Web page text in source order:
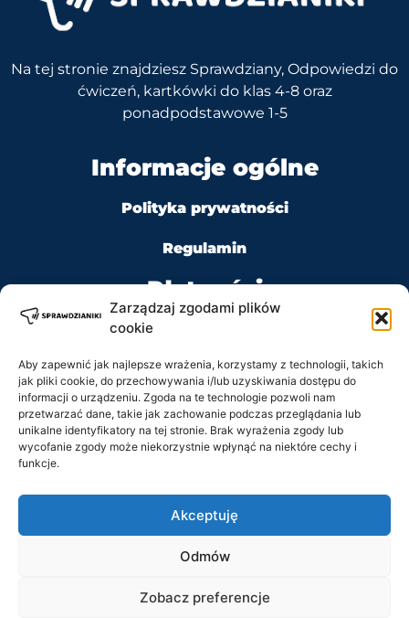
Zarządzaj zgodami plików
cookie
Aby zapewnić jak najlepsze wrażenia, korzystamy z technologii, takich
jak pliki cookie, do przechowywania i/lub uzyskiwania dostępu do
informacji o urządzeniu. Zgoda na te technologie pozwoli nam
przetwarzać dane, takie jak zachowanie podczas przeglądania lub
unikalne identyfikatory na tej stronie. Brak wyrażenia zgody lub
wycofanie zgody może niekorzystnie wpłynąć na niektóre cechy i
funkcje.
Akceptuję
Odmów
Zobacz preferencje
Na tej stronie znajdziesz Sprawdziany, Odpowiedzi do
ćwiczeń, kartkówki do klas 4-8 oraz
ponadpodstawowe 1-5
Informacje ogólne
Polityka prywatności
Regulamin
Płatności
Kontakt
Tel: +48 728 484 484
wszelkie prawa zastrzeżone.
Regulamin